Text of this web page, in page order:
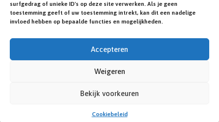
surfgedrag of unieke ID's op deze site verwerken. Als je geen
toestemming geeft of uw toestemming intrekt, kan dit een nadelige
invloed hebben op bepaalde functies en mogelijkheden.
Accepteren
Weigeren
Bekijk voorkeuren
Cookiebeleid
Heb jij of een familielid een zeldzame of niet-
gediagnosticeerde aandoening?
ROSA HOEFMAN